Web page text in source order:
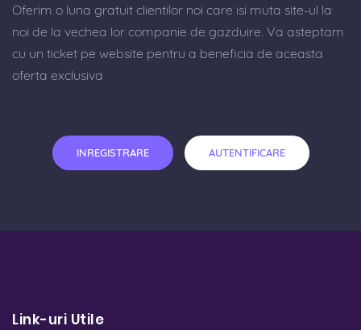
Oferim o luna gratuit clientilor noi care isi muta site-ul la
noi de la vechea lor companie de gazduire. Va asteptam
cu un ticket pe website pentru a beneficia de aceasta
oferta exclusiva
INREGISTRARE AUTENTIFICARE
Link-uri Utile